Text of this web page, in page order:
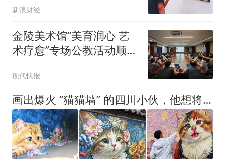
新浪财经
金陵美术馆“美育润心 艺
术疗愈”专场公教活动顺利
现代快报
画出爆火 “猫猫墙” 的四川小伙，他想将一笔一画留在大理